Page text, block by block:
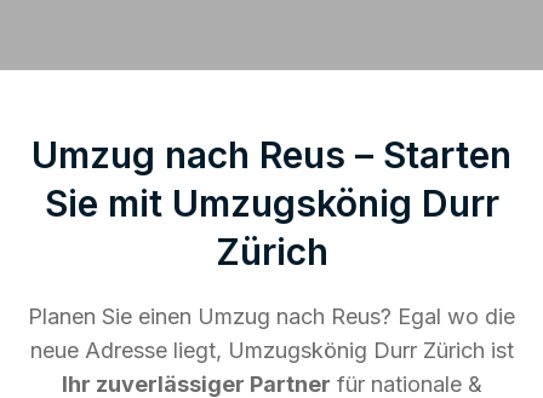
Umzug nach Reus – Starten
Sie mit Umzugskönig Durr
Zürich
Planen Sie einen Umzug nach Reus? Egal wo die
neue Adresse liegt, Umzugskönig Durr Zürich ist
Ihr zuverlässiger Partner für nationale &